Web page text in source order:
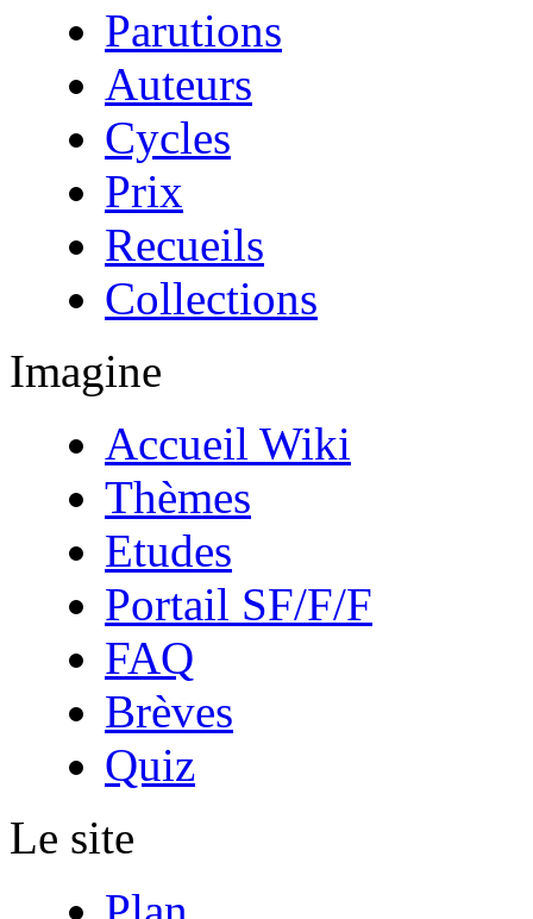
Parutions
Auteurs
Cycles
Prix
Recueils
Collections
Imagine
Accueil Wiki
Thèmes
Etudes
Portail SF/F/F
FAQ
Brèves
Quiz
Le site